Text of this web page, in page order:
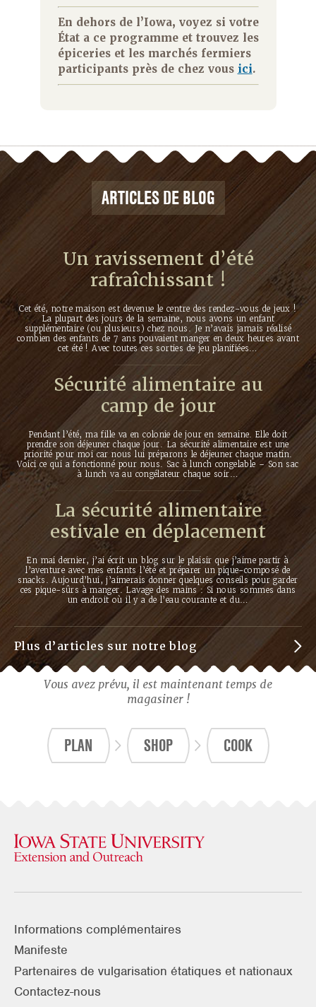
En dehors de l’Iowa, voyez si votre
État a ce programme et trouvez les
épiceries et les marchés fermiers
participants près de chez vous ici.
ARTICLES DE BLOG
Un ravissement d’été
rafraîchissant !
Cet été, notre maison est devenue le centre des rendez-vous de jeux !
La plupart des jours de la semaine, nous avons un enfant
supplémentaire (ou plusieurs) chez nous. Je n’avais jamais réalisé
combien des enfants de 7 ans pouvaient manger en deux heures avant
cet été ! Avec toutes ces sorties de jeu planifiées…
Sécurité alimentaire au
camp de jour
Pendant l’été, ma fille va en colonie de jour en semaine. Elle doit
prendre son déjeuner chaque jour. La sécurité alimentaire est une
priorité pour moi car nous lui préparons le déjeuner chaque matin.
Voici ce qui a fonctionné pour nous. Sac à lunch congelable – Son sac
à lunch va au congélateur chaque soir…
La sécurité alimentaire
estivale en déplacement
En mai dernier, j’ai écrit un blog sur le plaisir que j’aime partir à
l’aventure avec mes enfants l’été et préparer un pique-composé de
snacks. Aujourd’hui, j’aimerais donner quelques conseils pour garder
ces pique-sûrs à manger. Lavage des mains : Si nous sommes dans
un endroit où il y a de l’eau courante et du…
Plus d’articles sur notre blog
Vous avez prévu, il est maintenant temps de
magasiner !
PLAN SHOP COOK
Informations complémentaires
Manifeste
Partenaires de vulgarisation étatiques et nationaux
Contactez-nous